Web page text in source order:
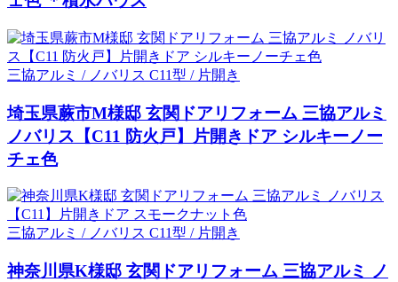
三協アルミ / ノバリス C11型 / 片開き
埼玉県蕨市M様邸 玄関ドアリフォーム 三協アルミ
ノバリス【C11 防火戸】片開きドア シルキーノー
チェ色
三協アルミ / ノバリス C11型 / 片開き
神奈川県K様邸 玄関ドアリフォーム 三協アルミ ノ